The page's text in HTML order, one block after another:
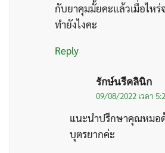
กับยาคุมมั้ยคะแล้วเมื่อไหร่
ทำยังไงคะ
Reply
รักษ์นรีคลินิก
09/08/2022 เวลา
แนะนำปรึกษาคุณหมอ
บุตรยากค่ะ